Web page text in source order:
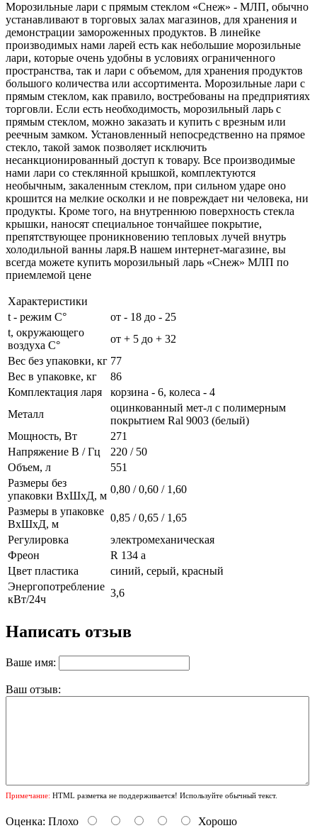
Морозильные лари с прямым стеклом «Снеж» - МЛП, обычно
устанавливают в торговых залах магазинов, для хранения и
демонстрации замороженных продуктов. В линейке
производимых нами ларей есть как небольшие морозильные
лари, которые очень удобны в условиях ограниченного
пространства, так и лари с объемом, для хранения продуктов
большого количества или ассортимента. Морозильные лари с
прямым стеклом, как правило, востребованы на предприятиях
торговли. Если есть необходимость, морозильный ларь с
прямым стеклом, можно заказать и купить с врезным или
реечным замком. Установленный непосредственно на прямое
стекло, такой замок позволяет исключить
несанкционированный доступ к товару. Все производимые
нами лари со стеклянной крышкой, комплектуются
необычным, закаленным стеклом, при сильном ударе оно
крошится на мелкие осколки и не повреждает ни человека, ни
продукты. Кроме того, на внутреннюю поверхность стекла
крышки, наносят специальное тончайшее покрытие,
препятствующее проникновению тепловых лучей внутрь
холодильной ванны ларя.В нашем интернет-магазине, вы
всегда можете купить морозильный ларь «Снеж» МЛП по
приемлемой цене
Характеристики
t - режим С°
от - 18 до - 25
t, окружающего
воздуха С°
от + 5 до + 32
Вес без упаковки, кг 77
Вес в упаковке, кг
86
Комплектация ларя
корзина - 6, колеса - 4
Металл
оцинкованный мет-л с полимерным
покрытием Ral 9003 (белый)
Мощность, Вт
271
Напряжение В / Гц
220 / 50
Объем, л
551
Размеры без
упаковки ВхШхД, м
0,80 / 0,60 / 1,60
Размеры в упаковке
ВхШхД, м
0,85 / 0,65 / 1,65
Регулировка
электромеханическая
Фреон
R 134 a
Цвет пластика
синий, серый, красный
Энергопотребление
кВт/24ч
3,6
Написать отзыв
Ваше имя:
Ваш отзыв:
Примечание: HTML разметка не поддерживается! Используйте обычный текст.
Оценка: Плохо Хорошо